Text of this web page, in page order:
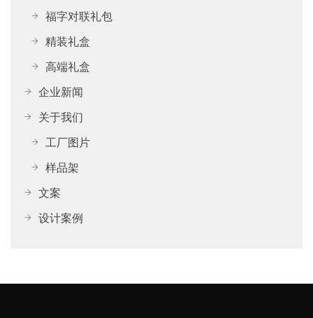
福字对联礼包
精装礼盒
高端礼盒
企业新闻
关于我们
工厂图片
样品架
文案
设计案例